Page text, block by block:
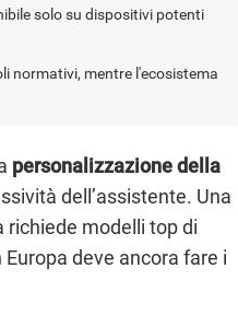
solo su dispositivi potenti
normativi, mentre l'ecosistema
personalizzazione della
dell’assistente. Una
richiede modelli top di
deve ancora fare i